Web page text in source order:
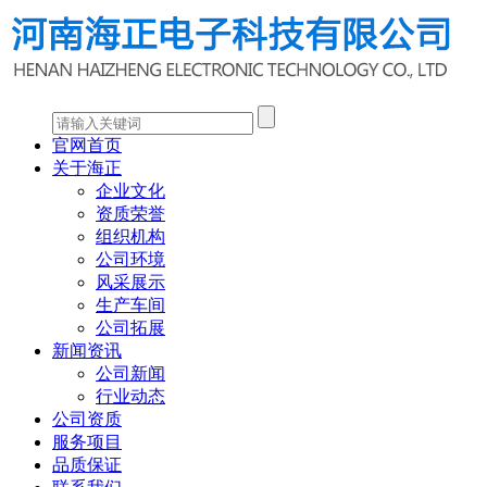
官网首页
关于海正
企业文化
资质荣誉
组织机构
公司环境
风采展示
生产车间
公司拓展
新闻资讯
公司新闻
行业动态
公司资质
服务项目
品质保证